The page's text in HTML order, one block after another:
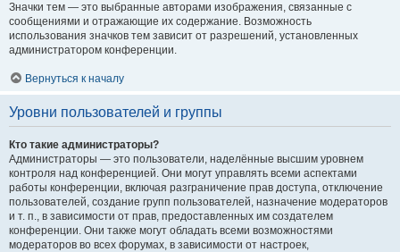
Значки тем — это выбранные авторами изображения, связанные с
сообщениями и отражающие их содержание. Возможность
использования значков тем зависит от разрешений, установленных
администратором конференции.
Вернуться к началу
Уровни пользователей и группы
Кто такие администраторы?
Администраторы — это пользователи, наделённые высшим уровнем
контроля над конференцией. Они могут управлять всеми аспектами
работы конференции, включая разграничение прав доступа, отключение
пользователей, создание групп пользователей, назначение модераторов
и т. п., в зависимости от прав, предоставленных им создателем
конференции. Они также могут обладать всеми возможностями
модераторов во всех форумах, в зависимости от настроек,